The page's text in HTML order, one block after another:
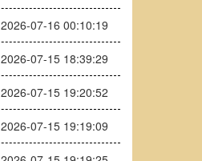
2026-07-16 00:10:19
2026-07-15 18:39:29
2026-07-15 19:20:52
2026-07-15 19:19:09